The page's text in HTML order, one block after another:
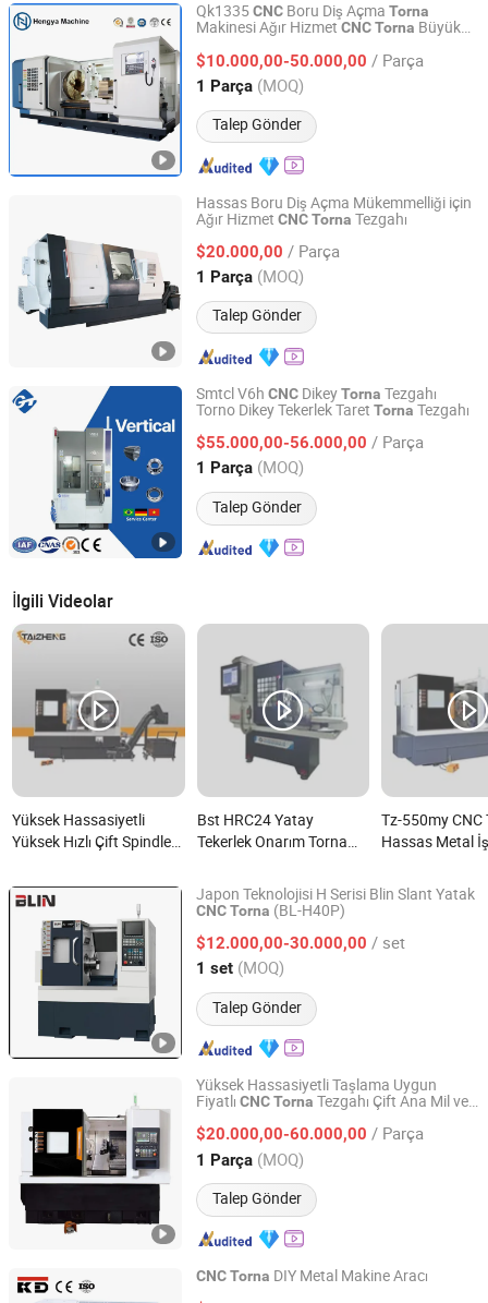
Qk1335CNC Boru Diş Açma Torna
Makinesi Ağır Hizmet CNCTorna Büyük
Boru Diş Açma İçin Dört Çeneli Elektrikli
Chuck
$10.000,00-50.000,00 / Parça
1 Parça (MOQ)
Talep Gönder
Shandong Hengya Machine Tool Manufacturing Co., Ltd.
Shandong, China Fiyat 2016
Hassas Boru Diş Açma Mükemmelliği için
Ağır Hizmet CNCTorna Tezgahı
$20.000,00 / Parça
1 Parça (MOQ)
Talep Gönder
Shandong Hengya Machine Tool Manufacturing Co., Ltd.
Shandong, China Fiyat 2016
Smtcl V6h CNC DikeyTorna Tezgahı
Torno Dikey Tekerlek Taret Torna Tezgahı
$55.000,00-56.000,00 / Parça
1 Parça (MOQ)
Talep Gönder
Tongji (Dalian) International Trade Co., Ltd.
Liaoning, China Fiyat 2025
İlgili Videolar
Yüksek Hassasiyetli
Yüksek Hızlı Çift Spindle
Tezgahı nedir?
Bst HRC24 Yatay
Tekerlek Onarım Torna
CNC Torna nedir?
Tz-550my CNC
Hassas Metal
nedir?
Japon Teknolojisi H Serisi Blin Slant Yatak
CNCTorna (BL-H40P)
$12.000,00-30.000,00 / set
1 set (MOQ)
Talep Gönder
Ningbo Blin Machinery Co., Ltd.
Zhejiang, China Fiyat 2012
Yüksek Hassasiyetli Taşlama Uygun
Fiyatlı CNCTorna Tezgahı Çift Ana Mil ve
$20.000,00-60.000,00 / Parça
1 Parça (MOQ)
Talep Gönder
Guangdong Taizheng Intelligent Equipment Co., LTD
Guangdong, China Fiyat 2024
CNCTorna DIY Metal Makine Aracı